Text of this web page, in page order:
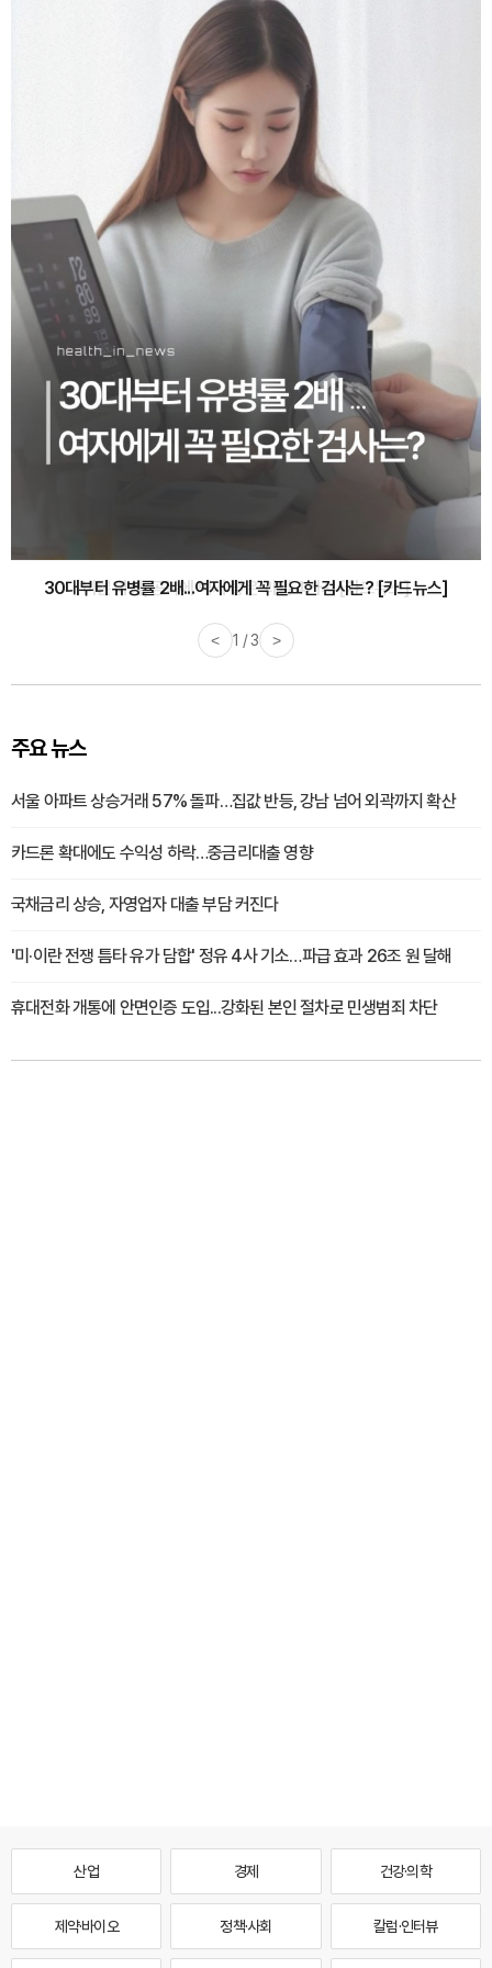
30대부터 유병률 2배...여자에게 꼭 필요한 검사는? [카드뉴스]
< 2 / 3 >
주요 뉴스
서울 아파트 상승거래 57% 돌파…집값 반등, 강남 넘어 외곽까지 확산
카드론 확대에도 수익성 하락…중금리대출 영향
국채금리 상승, 자영업자 대출 부담 커진다
'미·이란 전쟁 틈타 유가 담합' 정유 4사 기소…파급 효과 26조 원 달해
휴대전화 개통에 안면인증 도입...강화된 본인 절차로 민생범죄 차단
산업 경제 건강·의학
제약·바이오 정책·사회 칼럼·인터뷰